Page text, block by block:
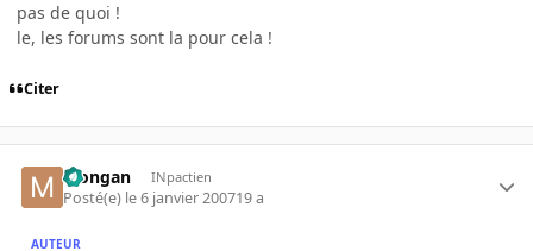
pas de quoi !
le, les forums sont la pour cela !
Citer
Mongan INpactien
Posté(e) le 6 janvier 200719 a
AUTEUR